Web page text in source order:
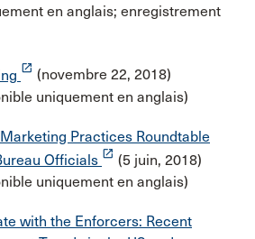
en anglais; enregistrement
launch (novembre 22, 2018)
uniquement en anglais)
Practices Roundtable
Officials launch (5 juin, 2018)
uniquement en anglais)
with the Enforcers: Recent